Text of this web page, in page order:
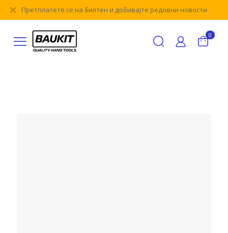
Претплатете се на билтен и добивајте редовни новости
✕
0